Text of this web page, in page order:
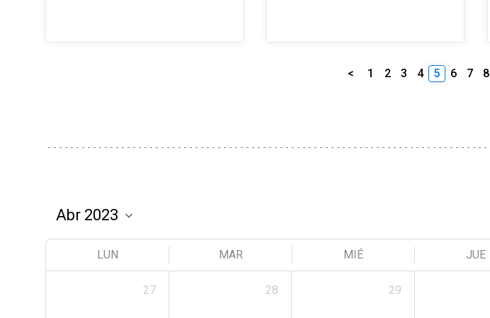
< 1 2 3 4 5 6 7 8
LUN MAR MIÉ JUE
27 28 29